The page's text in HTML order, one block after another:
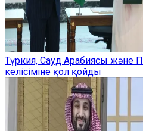
Түркия, Сауд Арабиясы және
келісіміне қол қойды